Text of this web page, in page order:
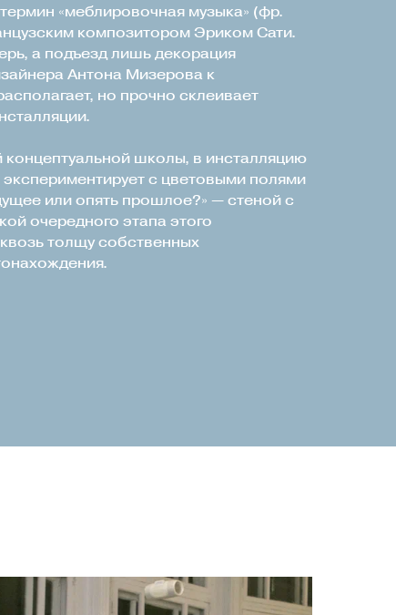
«меблировочная музыка» (фр.
композитором Эриком Сати.
а подъезд лишь декорация
Антона Мизерова к
но прочно склеивает
школы, в инсталляцию
с цветовыми полями
или опять прошлое?» — стеной с
очередного этапа этого
толщу собственных